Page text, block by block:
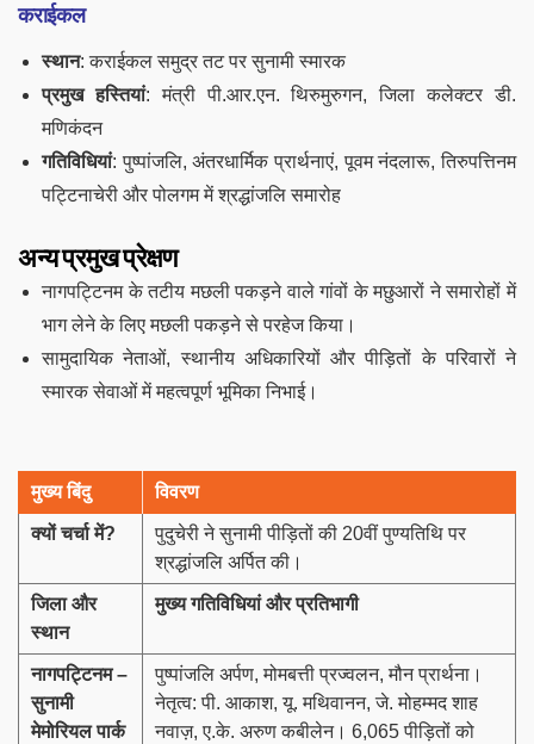
कराईकल
स्थान: कराईकल समुद्र तट पर सुनामी स्मारक
प्रमुख हस्तियां: मंत्री पी.आर.एन. थिरुमुरुगन, जिला कलेक्टर डी.
मणिकंदन
गतिविधियां: पुष्पांजलि, अंतरधार्मिक प्रार्थनाएं, पूवम नंदलारू, तिरुपत्तिनम
पट्टिनाचेरी और पोलगम में श्रद्धांजलि समारोह
अन्य प्रमुख प्रेक्षण
नागपट्टिनम के तटीय मछली पकड़ने वाले गांवों के मछुआरों ने समारोहों में
भाग लेने के लिए मछली पकड़ने से परहेज किया।
सामुदायिक नेताओं, स्थानीय अधिकारियों और पीड़ितों के परिवारों ने
स्मारक सेवाओं में महत्वपूर्ण भूमिका निभाई।
मुख्य बिंदु विवरण
क्यों चर्चा में?
पुदुचेरी ने सुनामी पीड़ितों की 20वीं पुण्यतिथि पर
श्रद्धांजलि अर्पित की।
जिला और
स्थान
मुख्य गतिविधियां और प्रतिभागी
नागपट्टिनम –
सुनामी
मेमोरियल पार्क
पुष्पांजलि अर्पण, मोमबत्ती प्रज्वलन, मौन प्रार्थना।
नेतृत्व: पी. आकाश, यू. मथिवानन, जे. मोहम्मद शाह
नवाज़, ए.के. अरुण कबीलेन। 6,065 पीड़ितों को